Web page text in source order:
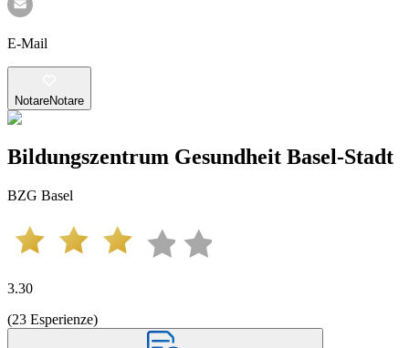
E-Mail
NotareNotare
Bildungszentrum Gesundheit Basel-Stadt
BZG Basel
3.30
(23 Esperienze)